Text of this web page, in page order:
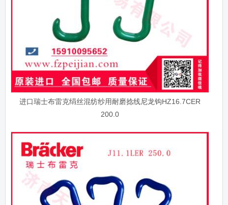
进口瑞士布雷克绢丝混纺纱用耐磨捻线尼龙钩HZ16.7CER
200.0